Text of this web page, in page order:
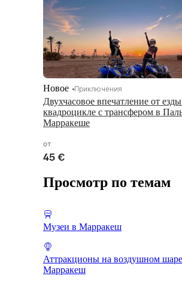
Двухчасовое впечатление от
квадроцикле с трансфером в
Марракеше
Новое Приключения
от
45 €
Просмотр по темам
Музеи в Марракеш
Аттракционы на воздушном
Марракеш